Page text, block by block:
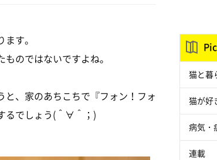
す。
のではないですよね。
、家のあちこちで『フォン！フォ
るでしょう(＾∀＾；)
猫と暮
猫が好
病気・
連載